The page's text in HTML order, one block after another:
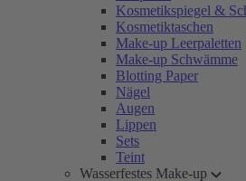
Kosmetikspiegel &
Kosmetiktaschen
Make-up Leerpaletten
Make-up Schwämme
Blotting Paper
Nägel
Augen
Lippen
Sets
Teint
Wasserfestes Make-up